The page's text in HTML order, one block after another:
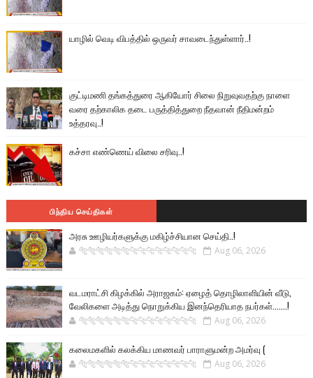
யாழில் வெடி விபத்தில் ஒருவர் சாவடைந்துள்ளார்..!
குட்டிமணி தங்கத்துரை ஆகியோர் சிலை நிறுவுவதற்கு நாளை
வரை தற்காலிக தடை பருத்தித்துறை நீதவான் நீதிமன்றம்
உத்தரவு..!
கச்சா எண்ணெய் விலை சரிவு..!
பிந்திய செய்திகள்
அரசு ஊழியர்களுக்கு மகிழ்ச்சியான செய்தி..!
🐅🐅🐅🐅🐅🐅🐆🐆🐆🐆🐆🐆🐆🐆 Aug 06, 2026
வடமராட்சி கிழக்கில் அராஜகம்: ஏழைத் தொழிலாளியின் வீடு,
வேலிகளை அடித்து நொறுக்கிய இனந்தெரியாத நபர்கள்.......!
🐅🐅🐅🐅🐅🐅🐆🐆🐆🐆🐆🐆🐆🐆 Aug 06, 2026
கலைமகளில் கலக்கிய மாணவர் பாராளுமன்ற அமர்வு (
🐅🐅🐅🐅🐅🐅🐆🐆🐆🐆🐆🐆🐆🐆 Aug 06, 2026